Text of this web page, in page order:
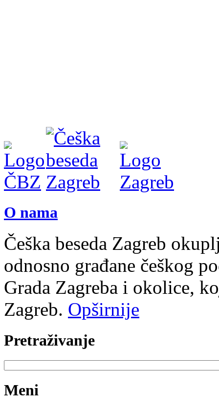
O nama
Češka beseda Zagreb
odnosno građane češkog
Grada Zagreba i okolice,
Zagreb. Opširnije
Pretraživanje
Meni